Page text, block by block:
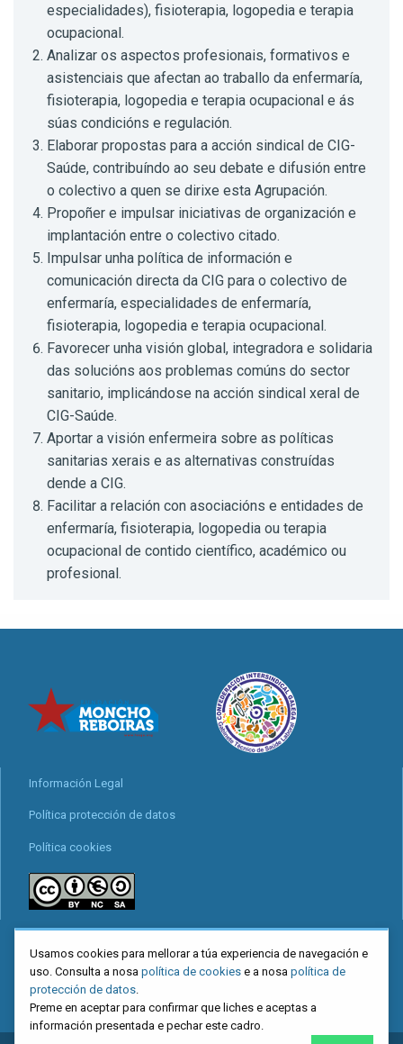
especialidades), fisioterapia, logopedia e terapia
ocupacional.
Analizar os aspectos profesionais, formativos e
asistenciais que afectan ao traballo da enfermaría,
fisioterapia, logopedia e terapia ocupacional e ás
súas condicións e regulación.
Elaborar propostas para a acción sindical de CIG-
Saúde, contribuíndo ao seu debate e difusión entre
o colectivo a quen se dirixe esta Agrupación.
Propoñer e impulsar iniciativas de organización e
implantación entre o colectivo citado.
Impulsar unha política de información e
comunicación directa da CIG para o colectivo de
enfermaría, especialidades de enfermaría,
fisioterapia, logopedia e terapia ocupacional.
Favorecer unha visión global, integradora e solidaria
das solucións aos problemas comúns do sector
sanitario, implicándose na acción sindical xeral de
CIG-Saúde.
Aportar a visión enfermeira sobre as políticas
sanitarias xerais e as alternativas construídas
dende a CIG.
Facilitar a relación con asociacións e entidades de
enfermaría, fisioterapia, logopedia ou terapia
ocupacional de contido científico, académico ou
profesional.
Información Legal
Política protección de datos
Política cookies
Mapa web
Usamos cookies para mellorar a túa experiencia de navegación e
uso. Consulta a nosa política de cookies e a nosa política de
protección de datos
Preme en aceptar para confirmar que liches e aceptas a
información presentada e pechar este cadro.